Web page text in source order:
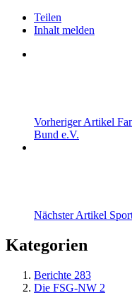
Teilen
Inhalt melden
Vorheriger Artikel
Bund e.V.
Nächster Artikel
Kategorien
Berichte 283
Die FSG-NW 2